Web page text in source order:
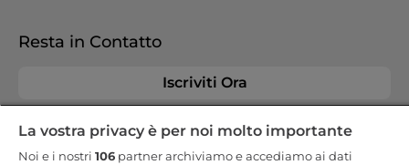
Resta in Contatto
Iscriviti Ora
La vostra privacy è per noi molto importante
Noi e i nostri 106 partner archiviamo e accediamo ai dati